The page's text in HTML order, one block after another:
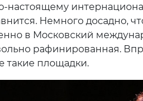
настоящему
Немного досадно,
в Московский
рафинированная.
такие площадки.